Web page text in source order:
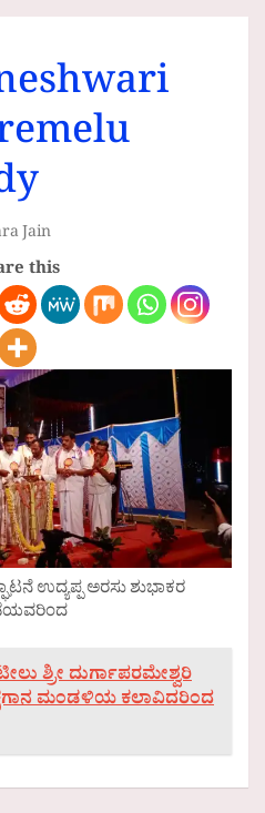
Jain
this
ಉದ್ಯಪ್ಪ ಅರಸು ಶುಭಾಕರ
ಶ್ರೀ ದುರ್ಗಾಪರಮೇಶ್ವರಿ
ಮಂಡಳಿಯ ಕಲಾವಿದರಿಂದ